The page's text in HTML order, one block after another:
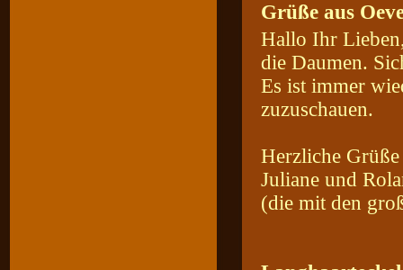
Grüße aus
Hallo Ihr
die Daumen.
Es ist immer
zuzuschauen.
Herzliche Grüße
Juliane und
(die mit den